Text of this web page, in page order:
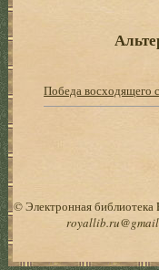
Победа восходящего
© Электронная